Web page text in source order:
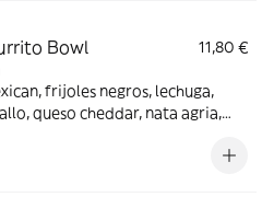
Bowl
11,80 €
frijoles negros, lechuga,
queso cheddar, nata agria,